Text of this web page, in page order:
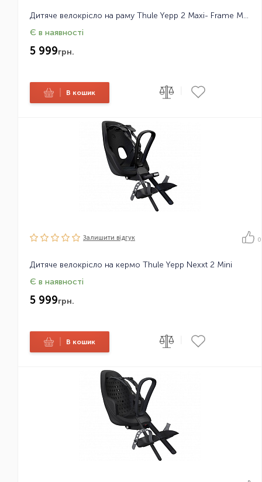
Дитяче велокрісло на раму Thule Yepp 2 Maxi- Frame Mount
Є в наявності
5 999грн.
В кошик
Залишити вiдгук 0
Дитяче велокрісло на кермо Thule Yepp Nexxt 2 Mini
Є в наявності
5 999грн.
В кошик